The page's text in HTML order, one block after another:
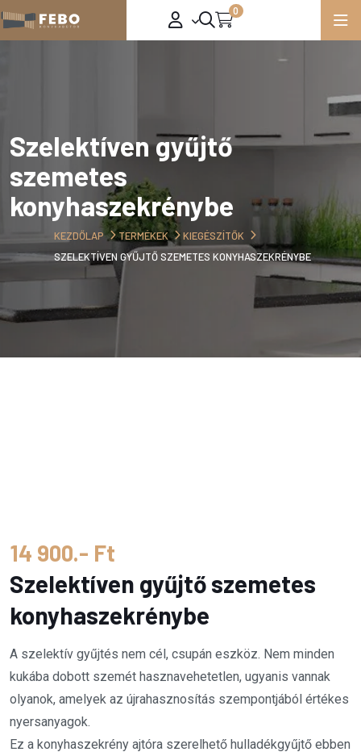
0
Szelektíven gyűjtő
szemetes
konyhaszekrénybe
KEZDŐLAP TERMÉKEK
KIEGÉSZÍTŐK
SZELEKTÍVEN GYŰJTŐ SZEMETES KONYHASZEKRÉNYBE
14 900.- Ft
Szelektíven gyűjtő szemetes
konyhaszekrénybe
A szelektív gyűjtés nem cél, csupán eszköz. Nem minden
kukába dobott szemét hasznavehetetlen, ugyanis vannak
olyanok, amelyek az újrahasznosítás szempontjából értékes
nyersanyagok.
Ez a konyhaszekrény ajtóra szerelhető hulladékgyűjtő ebben